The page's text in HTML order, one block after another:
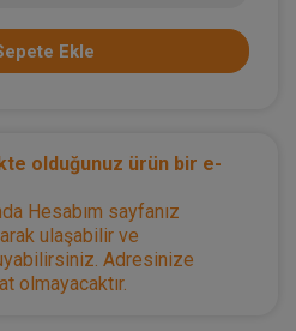
Ekle
olduğunuz ürün bir e-
Hesabım sayfanız
ulaşabilir ve
Adresinize
olmayacaktır.